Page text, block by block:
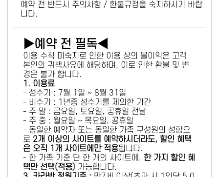
예약 전 반드시 주의사항 / 환불규정을 숙지하시기 바랍
니다.
▶예약 전 필독◀
이용 수칙 미숙지로 인한 이용 상의 불이익은 고객
본인의 귀책사유에 해당하며, 이로 인한 환불 및 변
경은 불가 합니다.
1. 이용료
- 성수기 : 7월 1일 ~ 8월 31일
- 비수기 : 1년중 성수기를 제외한 기간
- 주 말 : 금요일, 토요일, 공휴일 전날
- 주 중 : 월요일 ~ 목요일, 공휴일
- 동일한 예약자 또는 동일한 가족 구성원의 성함으
로 2개 이상의 사이트를 예약하시더라도, 할인 혜택
은 오직 1개 사이트에만 적용됩니다.
- 한 가족 기준 단 한 개의 사이트에, 한 가지 할인 혜
택만 선택(적용) 가능합니다.